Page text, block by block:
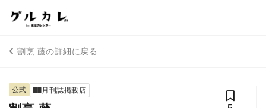
割烹 藤の詳細に戻る
公式 月刊誌掲載店